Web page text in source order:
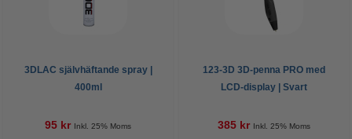
3DLAC självhäftande spray |
400ml
95 kr Inkl. 25% Moms
123-3D 3D-penna PRO med
LCD-display | Svart
385 kr Inkl. 25% Moms